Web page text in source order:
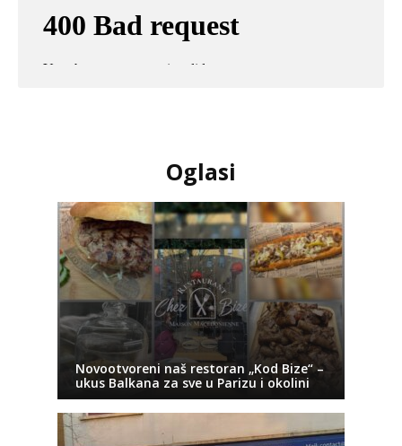
Oglasi
Novootvoreni naš restoran „Kod Bize“ –
ukus Balkana za sve u Parizu i okolini